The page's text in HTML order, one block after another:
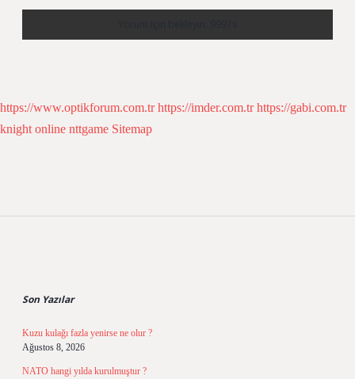
https://www.optikforum.com.tr https://imder.com.tr https://gabi.com.tr
knight online nttgame Sitemap
Son Yazılar
Kuzu kulağı fazla yenirse ne olur ?
Ağustos 8, 2026
NATO hangi yılda kurulmuştur ?